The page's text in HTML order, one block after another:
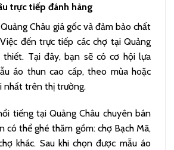
trực tiếp đánh hàng
Châu giá gốc và đảm bảo chất
đến trực tiếp các chợ tại Quảng
thiết. Tại đây, bạn sẽ có cơ hội lựa
áo thun cao cấp, theo mùa hoặc
nhất trên thị trường.
tiếng tại Quảng Châu chuyên bán
có thể ghé thăm gồm: chợ Bạch Mã,
khác. Sau khi chọn được mẫu áo